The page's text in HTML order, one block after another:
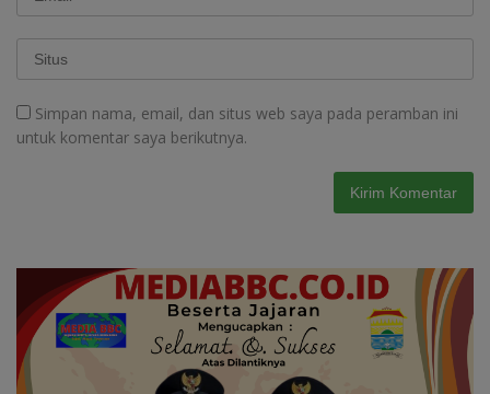
Simpan nama, email, dan situs web saya pada peramban ini
untuk komentar saya berikutnya.